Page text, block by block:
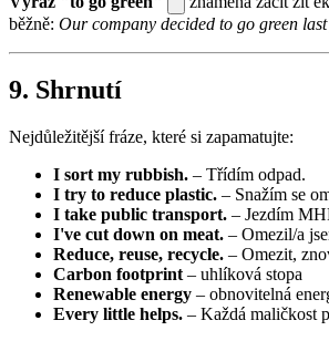
běžně: Our company decided to go green last
9. Shrnutí
Nejdůležitější fráze, které si zapamatujte:
I sort my rubbish. – Třídím odpad.
I try to reduce plastic. – Snažím se
I take public transport. – Jezdím
I've cut down on meat. – Omezil/a
Reduce, reuse, recycle. – Omezit,
Carbon footprint – uhlíková stopa
Renewable energy – obnovitelná
Every little helps. – Každá maličkost